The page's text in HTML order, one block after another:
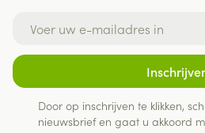
Door op inschrijven te klikken,
nieuwsbrief en gaat u akkoord